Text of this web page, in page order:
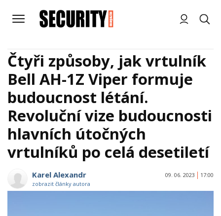
Čtyři způsoby, jak vrtulník
Bell AH-1Z Viper formuje
budoucnost létání.
Revoluční vize budoucnosti
hlavních útočných
vrtulníků po celá desetiletí
Karel Alexandr
zobrazit články autora
09. 06. 2023 17:00